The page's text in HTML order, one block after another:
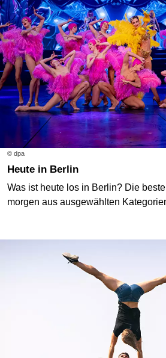
© dpa
Heute in Berlin
Was ist heute los in Berlin? Die
morgen aus ausgewählten